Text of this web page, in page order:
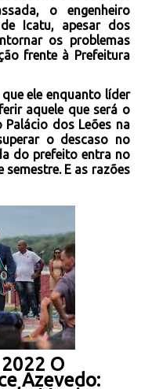
o engenheiro
Icatu, apesar dos
os problemas
frente à Prefeitura
ele enquanto líder
aquele que será o
Palácio dos Leões na
o descaso no
do prefeito entra no
semestre. E as razões
2022 O
Azevedo: